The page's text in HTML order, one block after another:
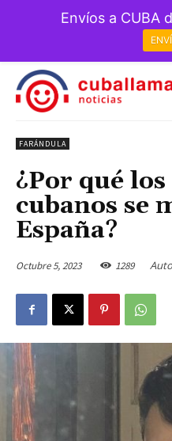
FARÁNDULA
¿Por qué
cubanos se
España?
Octubre 5, 2023 1289
Envíos a CUBA